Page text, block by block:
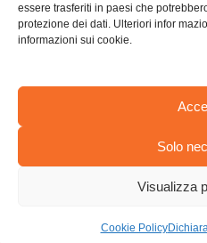
essere trasferiti in paesi che
protezione dei dati. Ulteriori infor
informazioni sui cookie.
Solo
Visualizza
Cookie Policy
AREA
© Cooperativa